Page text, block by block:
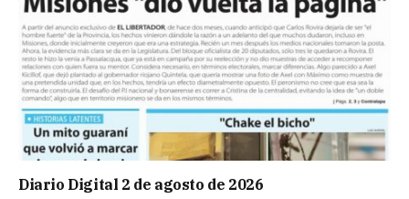
Diario Digital 2 de agosto de 2026